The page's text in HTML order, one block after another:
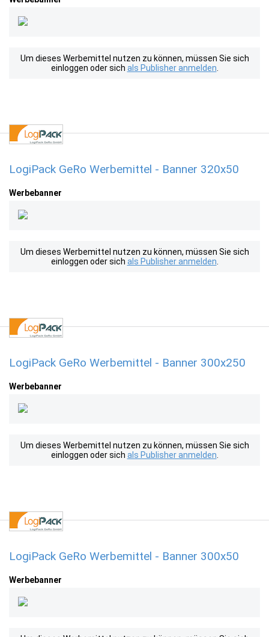
Um dieses Werbemittel nutzen zu können, müssen Sie sich
einloggen oder sich als Publisher anmelden
LogiPack GeRo Werbemittel - Banner 320x50
Werbebanner
Um dieses Werbemittel nutzen zu können, müssen Sie sich
einloggen oder sich als Publisher anmelden
LogiPack GeRo Werbemittel - Banner 300x250
Werbebanner
Um dieses Werbemittel nutzen zu können, müssen Sie sich
einloggen oder sich als Publisher anmelden
LogiPack GeRo Werbemittel - Banner 300x50
Werbebanner